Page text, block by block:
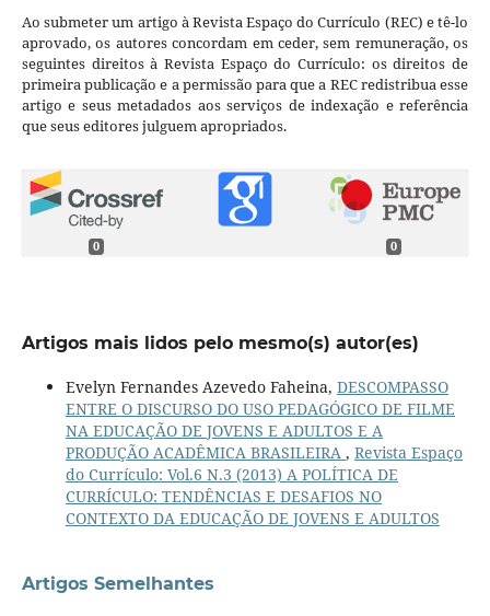
Ao submeter um artigo à Revista Espaço do Currículo (REC) e tê-lo
aprovado, os autores concordam em ceder, sem remuneração, os
seguintes direitos à Revista Espaço do Currículo: os direitos de
primeira publicação e a permissão para que a REC redistribua esse
artigo e seus metadados aos serviços de indexação e referência
que seus editores julguem apropriados.
0 0
Artigos mais lidos pelo mesmo(s) autor(es)
Evelyn Fernandes Azevedo Faheina, DESCOMPASSO
ENTRE O DISCURSO DO USO PEDAGÓGICO DE FILME
NA EDUCAÇÃO DE JOVENS E ADULTOS E A
PRODUÇÃO ACADÊMICA BRASILEIRA , Revista Espaço
do Currículo: Vol.6 N.3 (2013) A POLÍTICA DE
CURRÍCULO: TENDÊNCIAS E DESAFIOS NO
CONTEXTO DA EDUCAÇÃO DE JOVENS E ADULTOS
Artigos Semelhantes